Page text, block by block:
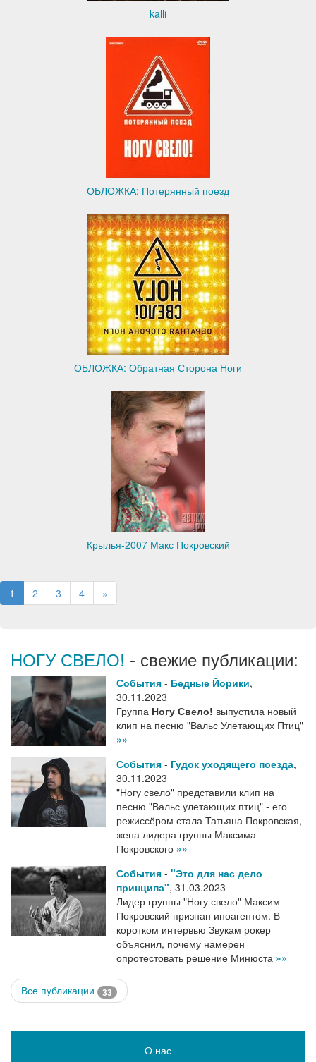
kalli
ОБЛОЖКА: Потерянный поезд
ОБЛОЖКА: Обратная Сторона Ноги
Крылья-2007 Макс Покровский
1 2 3 4 »
НОГУ СВЕЛО! - свежие публикации:
События - Бедные Йорики,
30.11.2023
Группа Ногу Свело! выпустила новый
клип на песню "Вальс Улетающих Птиц"
»»
События - Гудок уходящего поезда,
30.11.2023
"Ногу свело" представили клип на
песню "Вальс улетающих птиц" - его
режиссёром стала Татьяна Покровская,
жена лидера группы Максима
Покровского »»
События - "Это для нас дело
принципа", 31.03.2023
Лидер группы "Ногу свело" Максим
Покровский признан иноагентом. В
коротком интервью Звукам рокер
объяснил, почему намерен
опротестовать решение Минюста »»
Все публикации 33
О нас